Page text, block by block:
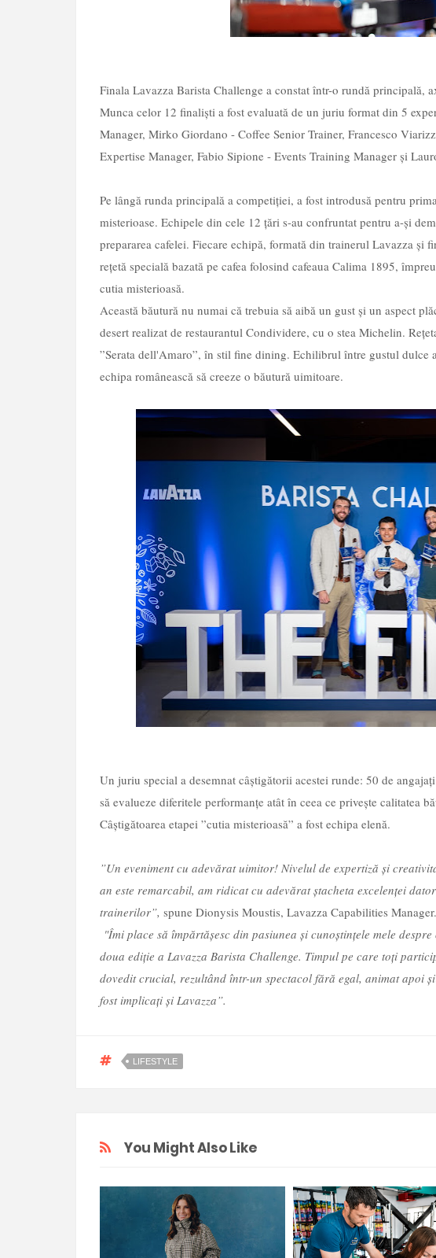
Finala Lavazza Barista Challenge a constat într-o rundă principală,
Munca celor 12 finaliști a fost evaluată de un juriu format din 5
Manager, Mirko Giordano - Coffee Senior Trainer, Francesco
Expertise Manager, Fabio Sipione - Events Training Manager și
Pe lângă runda principală a competiției, a fost introdusă pentru
misterioase. Echipele din cele 12 țări s-au confruntat pentru a-și
prepararea cafelei. Fiecare echipă, formată din trainerul Lavazza și
rețetă specială bazată pe cafea folosind cafeaua Calima 1895,
cutia misterioasă.
Această băutură nu numai că trebuia să aibă un gust și un aspect
desert realizat de restaurantul Condividere, cu o stea Michelin.
”Serata dell'Amaro”, în stil fine dining. Echilibrul între gustul
echipa românească să creeze o băutură uimitoare.
Un juriu special a desemnat câștigătorii acestei runde: 50 de
să evalueze diferitele performanțe atât în ​​ceea ce privește calitatea
Câștigătoarea etapei ”cutia misterioasă” a fost echipa elenă.
”Un eveniment cu adevărat uimitor! Nivelul de expertiză și
an este remarcabil, am ridicat cu adevărat ștacheta excelenței
trainerilor”, spune Dionysis Moustis, Lavazza Capabilities Manager.
"Îmi place să împărtășesc din pasiunea și cunoștințele mele
doua ediție a Lavazza Barista Challenge. Timpul pe care toți
dovedit crucial, rezultând într-un spectacol fără egal, animat apoi
fost implicați și Lavazza”.
LIFESTYLE
You Might Also Like